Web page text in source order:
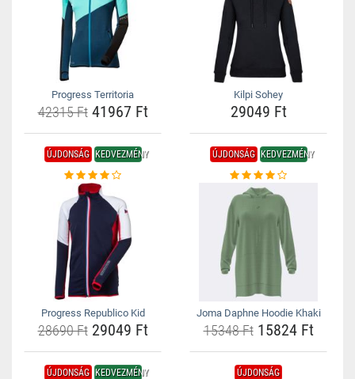
Progress Territoria
42315 Ft41967 Ft
Kilpi Sohey
29049 Ft
ÚJDONSÁG KEDVEZMÉNY
Progress Republico Kid
28690 Ft29049 Ft
ÚJDONSÁG KEDVEZMÉNY
Joma Daphne Hoodie Khaki
15348 Ft15824 Ft
ÚJDONSÁG KEDVEZMÉNY ÚJDONSÁG